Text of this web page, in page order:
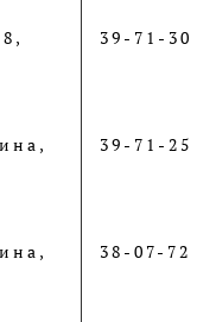
39-71-30
39-71-25
38-07-72